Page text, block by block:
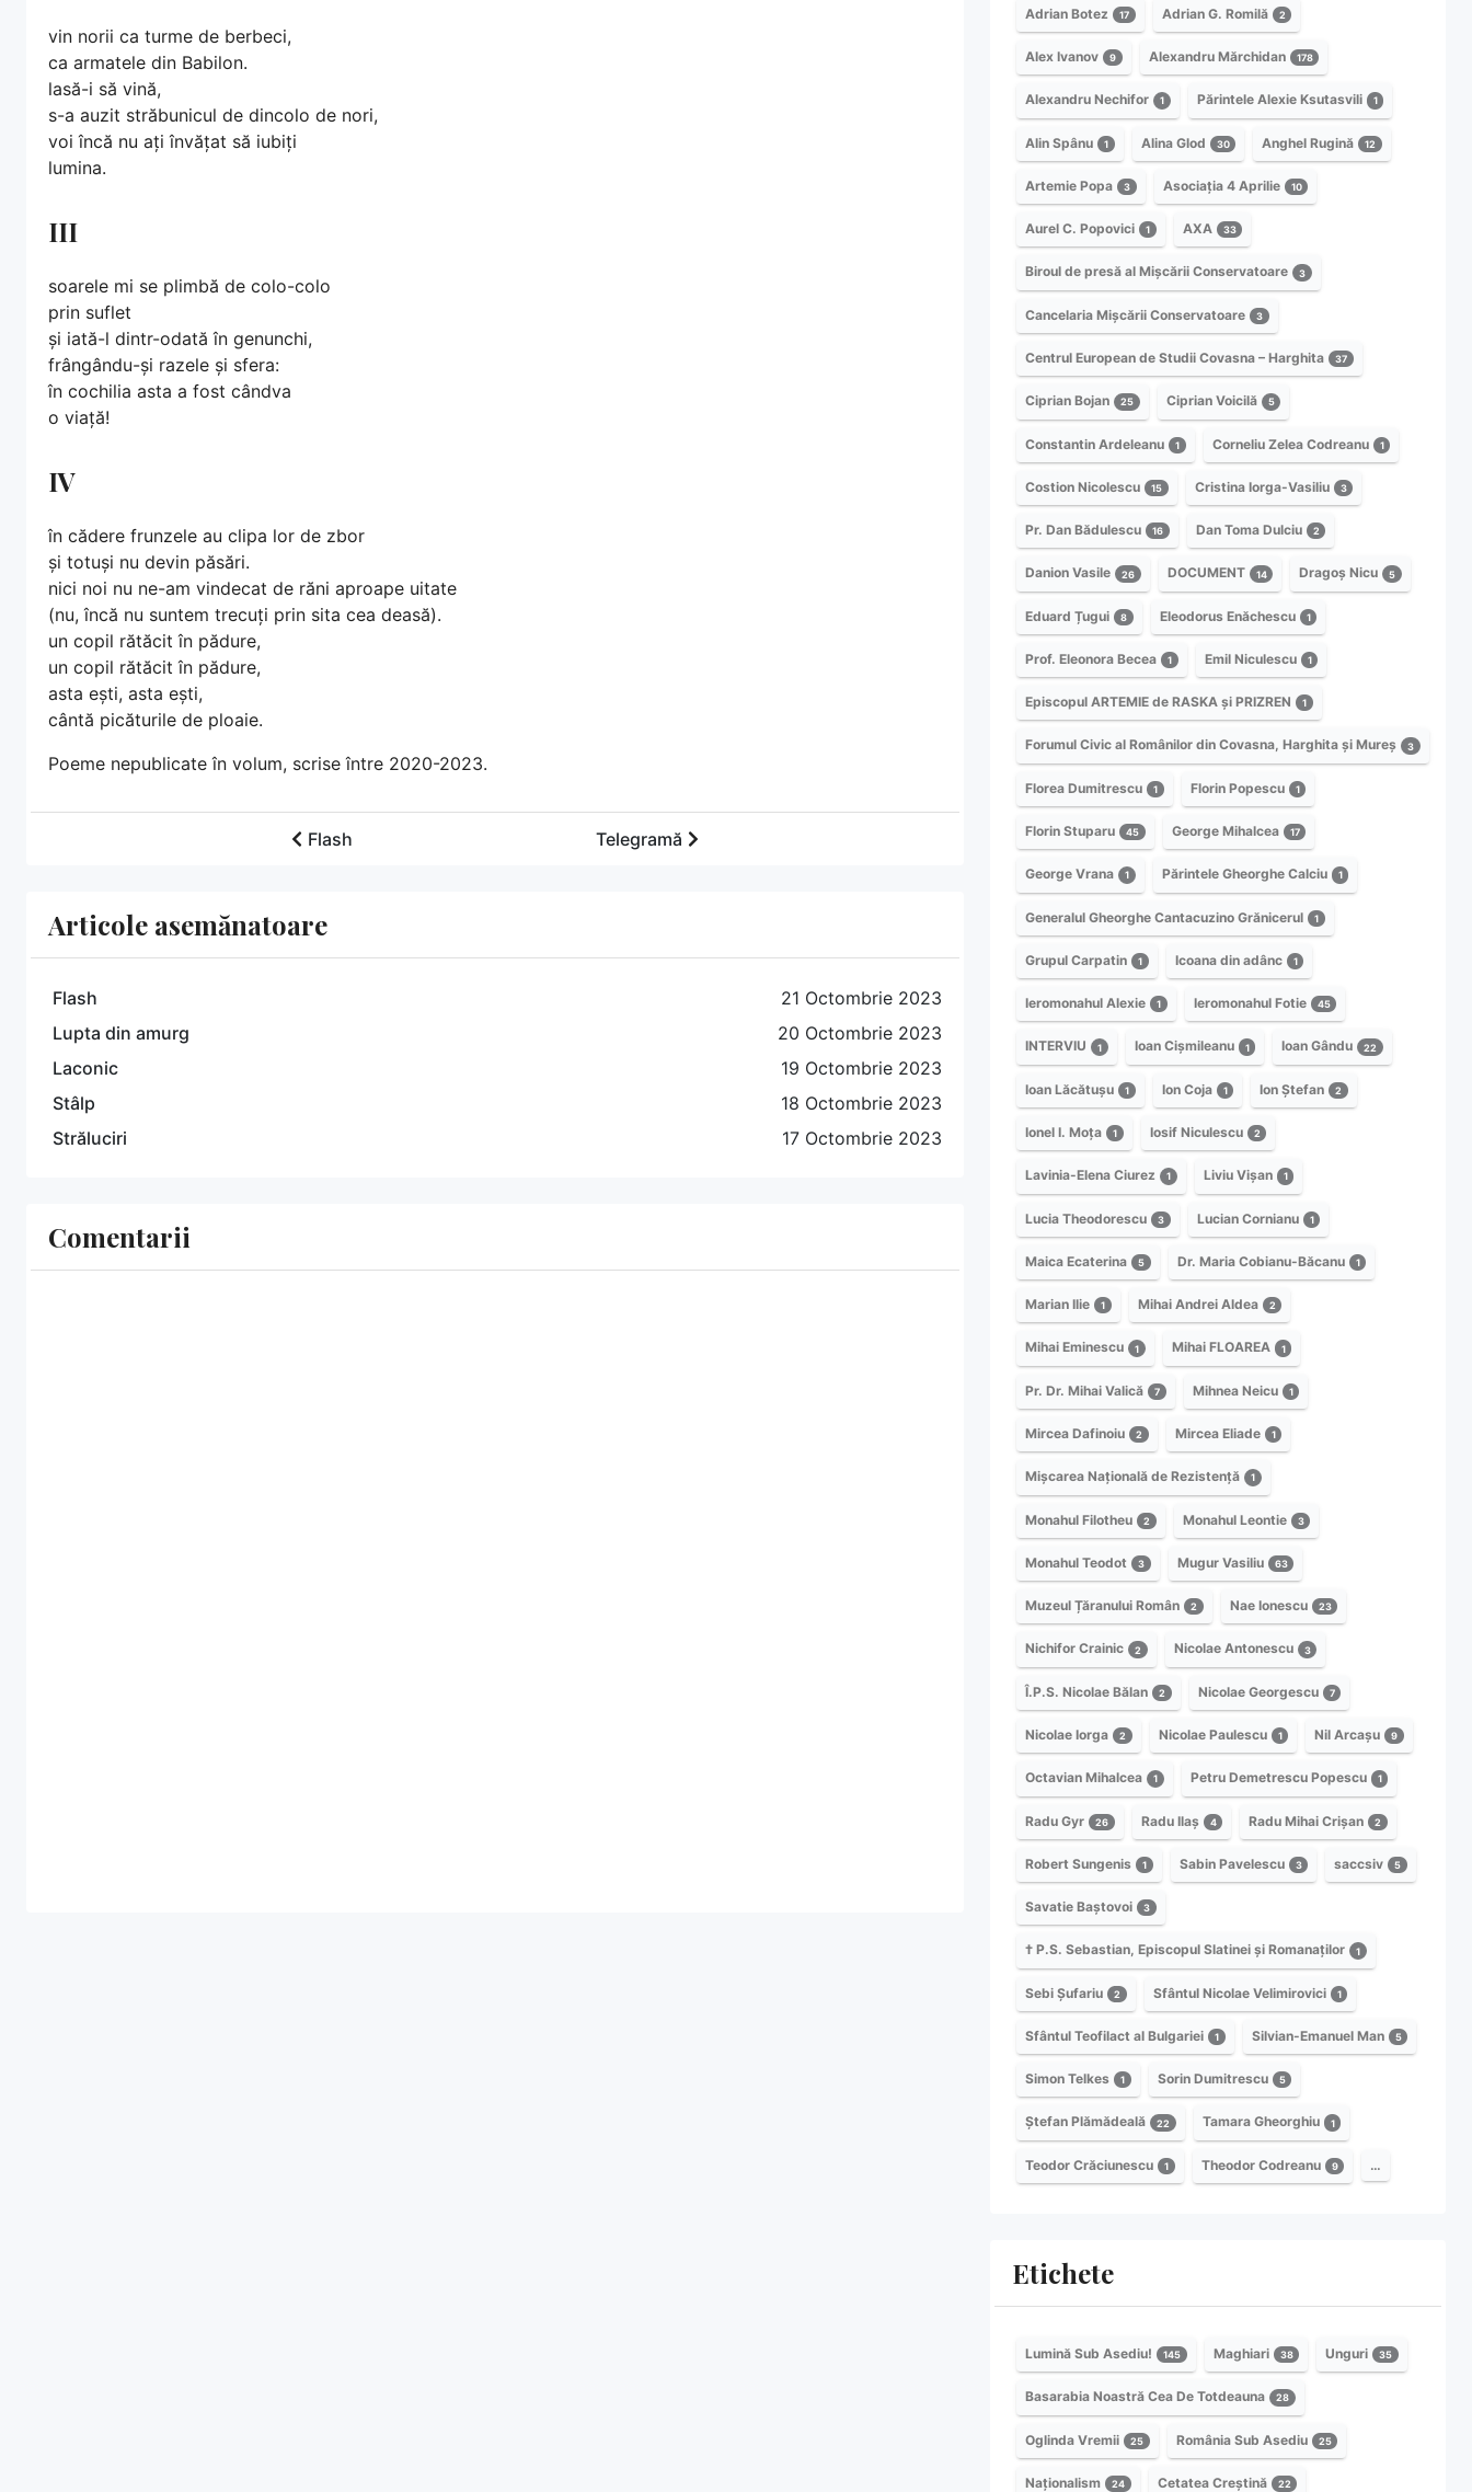
vin norii ca turme de berbeci,
ca armatele din Babilon.
lasă-i să vină,
s-a auzit străbunicul de dincolo de nori,
voi încă nu ați învățat să iubiți
lumina.
III
soarele mi se plimbă de colo-colo
prin suflet
și iată-l dintr-odată în genunchi,
frângându-și razele și sfera:
în cochilia asta a fost cândva
o viață!
IV
în cădere frunzele au clipa lor de zbor
și totuși nu devin păsări.
nici noi nu ne-am vindecat de răni aproape uitate
(nu, încă nu suntem trecuți prin sita cea deasă).
un copil rătăcit în pădure,
un copil rătăcit în pădure,
asta ești, asta ești,
cântă picăturile de ploaie.
Poeme nepublicate în volum, scrise între 2020-2023.
Flash Telegramă
Articole asemănatoare
Flash
21 Octombrie 2023
Lupta din amurg
20 Octombrie 2023
Laconic
19 Octombrie 2023
Stâlp
18 Octombrie 2023
Străluciri
17 Octombrie 2023
Comentarii
Adrian Botez 17 Adrian G. Romilă 2
Alex Ivanov 9 Alexandru Mărchidan 178
Alexandru Nechifor 1 Părintele Alexie Ksutasvili 1
Alin Spânu 1 Alina Glod 30 Anghel Rugină 12
Artemie Popa 3 Asociația 4 Aprilie 10
Aurel C. Popovici 1 AXA 33
Biroul de presă al Mișcării Conservatoare 3
Cancelaria Mișcării Conservatoare 3
Centrul European de Studii Covasna – Harghita 37
Ciprian Bojan 25 Ciprian Voicilă 5
Constantin Ardeleanu 1 Corneliu Zelea Codreanu 1
Costion Nicolescu 15 Cristina Iorga-Vasiliu 3
Pr. Dan Bădulescu 16 Dan Toma Dulciu 2
Danion Vasile 26 DOCUMENT 14 Dragoș Nicu 5
Eduard Țugui 8 Eleodorus Enăchescu 1
Prof. Eleonora Becea 1 Emil Niculescu 1
Episcopul ARTEMIE de RASKA și PRIZREN 1
Forumul Civic al Românilor din Covasna, Harghita și Mureș 3
Florea Dumitrescu 1 Florin Popescu 1
Florin Stuparu 45 George Mihalcea 17
George Vrana 1 Părintele Gheorghe Calciu 1
Generalul Gheorghe Cantacuzino Grănicerul 1
Grupul Carpatin 1 Icoana din adânc 1
Ieromonahul Alexie 1 Ieromonahul Fotie 45
INTERVIU 1 Ioan Cișmileanu 1 Ioan Gându 22
Ioan Lăcătușu 1 Ion Coja 1 Ion Ștefan 2
Ionel I. Moța 1 Iosif Niculescu 2
Lavinia-Elena Ciurez 1 Liviu Vișan 1
Lucia Theodorescu 3 Lucian Cornianu 1
Maica Ecaterina 5 Dr. Maria Cobianu-Băcanu 1
Marian Ilie 1 Mihai Andrei Aldea 2
Mihai Eminescu 1 Mihai FLOAREA 1
Pr. Dr. Mihai Valică 7 Mihnea Neicu 1
Mircea Dafinoiu 2 Mircea Eliade 1
Mișcarea Națională de Rezistență 1
Monahul Filotheu 2 Monahul Leontie 3
Monahul Teodot 3 Mugur Vasiliu 63
Muzeul Țăranului Român 2 Nae Ionescu 23
Nichifor Crainic 2 Nicolae Antonescu 3
Î.P.S. Nicolae Bălan 2 Nicolae Georgescu 7
Nicolae Iorga 2 Nicolae Paulescu 1 Nil Arcașu 9
Octavian Mihalcea 1 Petru Demetrescu Popescu 1
Radu Gyr 26 Radu Ilaș 4 Radu Mihai Crișan 2
Robert Sungenis 1 Sabin Pavelescu 3 saccsiv 5
Savatie Baștovoi 3
† P.S. Sebastian, Episcopul Slatinei și Romanaților 1
Sebi Șufariu 2 Sfântul Nicolae Velimirovici 1
Sfântul Teofilact al Bulgariei 1 Silvian-Emanuel Man 5
Simon Telkes 1 Sorin Dumitrescu 5
Ștefan Plămădeală 22 Tamara Gheorghiu 1
Teodor Crăciunescu 1 Theodor Codreanu 9 …
Etichete
Lumină Sub Asediu! 145 Maghiari 38 Unguri 35
Basarabia Noastră Cea De Totdeauna 28
Oglinda Vremii 25 România Sub Asediu 25
Naționalism 24 Cetatea Creștină 22